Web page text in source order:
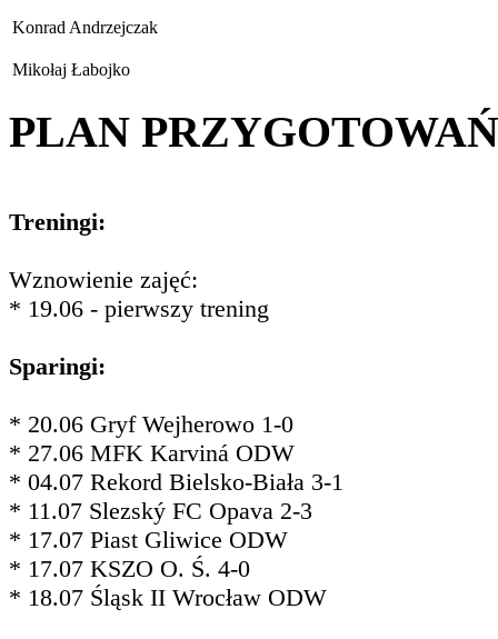
Konrad Andrzejczak
Mikołaj Łabojko
PLAN PRZYGOTOWAŃ
Treningi:
Wznowienie zajęć:
* 19.06 - pierwszy trening
Sparingi:
* 20.06 Gryf Wejherowo 1-0
* 27.06 MFK Karviná ODW
* 04.07 Rekord Bielsko-Biała 3-1
* 11.07 Slezský FC Opava 2-3
* 17.07 Piast Gliwice ODW
* 17.07 KSZO O. Ś. 4-0
* 18.07 Śląsk II Wrocław ODW